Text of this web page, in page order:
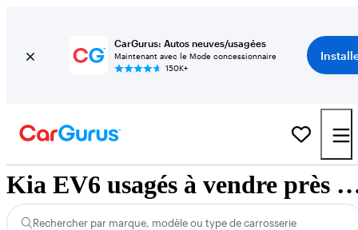
CarGurus: Autos neuves/usagées
Maintenant avec le Mode concessionnaire
150K+
Kia EV6 usagés à vendre
Rechercher par marque, modèle ou type de carrosserie